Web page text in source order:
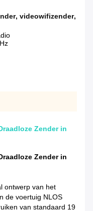
, videowifizender,
Zender in
Zender in
ontwerp van het
de voertuig NLOS
van standaard 19